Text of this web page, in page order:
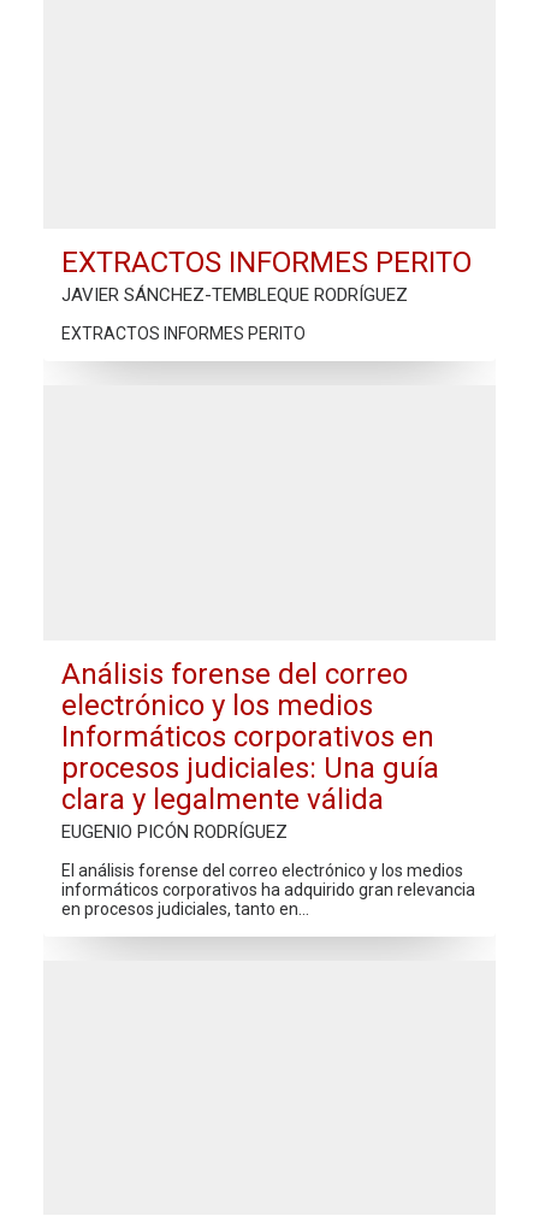
EXTRACTOS INFORMES PERITO
JAVIER SÁNCHEZ-TEMBLEQUE RODRÍGUEZ
EXTRACTOS INFORMES PERITO
Análisis forense del correo
electrónico y los medios
Informáticos corporativos en
procesos judiciales: Una guía
clara y legalmente válida
EUGENIO PICÓN RODRÍGUEZ
El análisis forense del correo electrónico y los medios
informáticos corporativos ha adquirido gran relevancia
en procesos judiciales, tanto en…